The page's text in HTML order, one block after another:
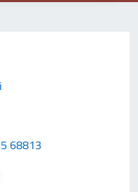
68813